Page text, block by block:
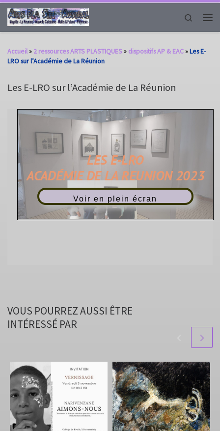
Passer au contenu
Search
Accueil» 2 ressources ARTS PLASTIQUES» dispositifs AP & EAC»Les E-
LRO sur l’Académie de La Réunion
Les E-LRO sur l’Académie de La Réunion
Voir en plein écran
VOUS POURREZ AUSSI ÊTRE
INTÉRESSÉ PAR